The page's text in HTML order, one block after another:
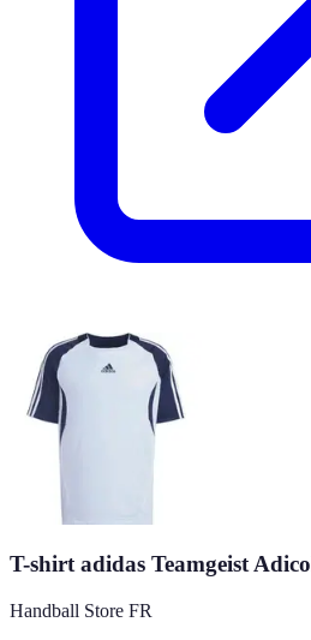
T-shirt adidas Teamgeist
Handball Store FR